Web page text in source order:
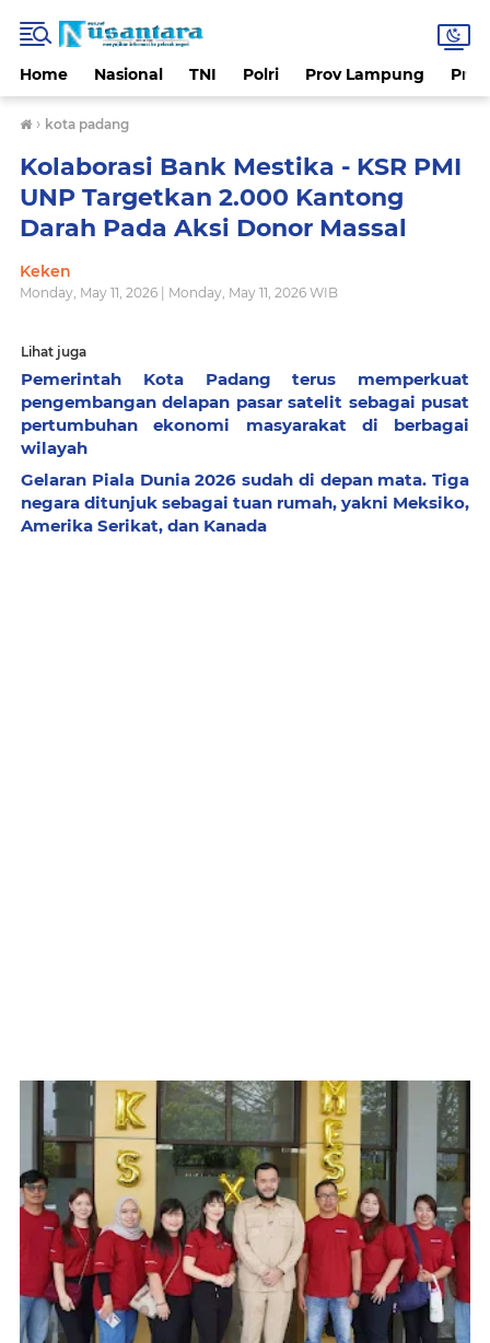
Home Nasional TNI Polri Prov Lampung
› kota padang
Kolaborasi Bank Mestika - KSR PMI
UNP Targetkan 2.000 Kantong
Darah Pada Aksi Donor Massal
Keken
Monday, May 11, 2026 | Monday, May 11, 2026 WIB
Lihat juga
Pemerintah Kota Padang terus memperkuat
pengembangan delapan pasar satelit sebagai pusat
pertumbuhan ekonomi masyarakat di berbagai
wilayah
Gelaran Piala Dunia 2026 sudah di depan mata. Tiga
negara ditunjuk sebagai tuan rumah, yakni Meksiko,
Amerika Serikat, dan Kanada